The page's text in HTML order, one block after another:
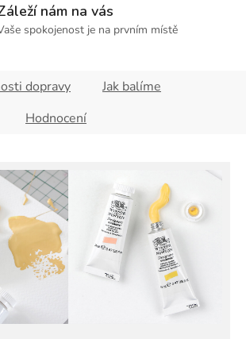
nám na vás
spokojenost je na prvním místě
dopravy
Jak balíme
Hodnocení